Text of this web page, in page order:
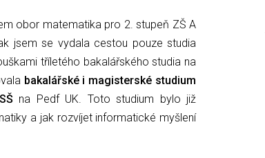
obor matematika pro 2. stupeň ZŠ A
jsem se vydala cestou pouze studia
tříletého bakalářského studia na
bakalářské i magisterské studium
na Pedf UK. Toto studium bylo již
a jak rozvíjet informatické myšlení